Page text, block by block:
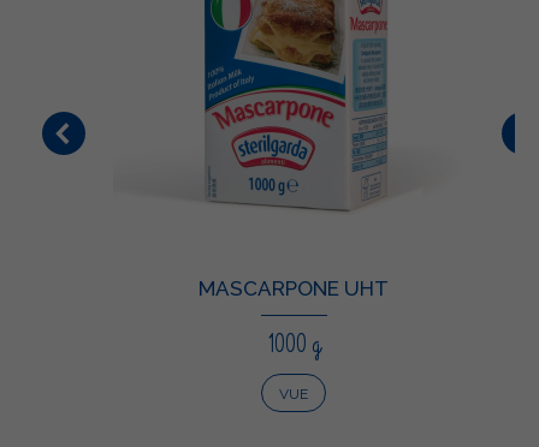
MASCARPONE UHT
1000 g
VUE